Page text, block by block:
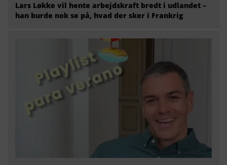
Lars Løkke vil hente arbejdskraft bredt i udlandet –
han burde nok se på, hvad der sker i Frankrig